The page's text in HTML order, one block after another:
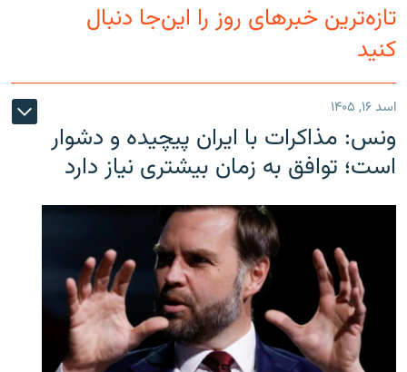
تازه‌ترین خبرهای روز را این‌جا دنبال
کنید
اسد ۱۶, ۱۴۰۵
ونس: مذاکرات با ایران پیچیده و دشوار
است؛ توافق به زمان بیشتری نیاز دارد